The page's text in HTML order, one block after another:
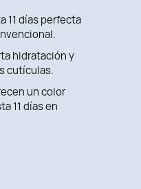
11 días perfecta
hidratación y
cutículas.
un color
11 días en